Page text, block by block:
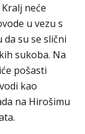
neće
u vezu s
su se slični
sukoba. Na
pošasti
kao
na Hirošimu